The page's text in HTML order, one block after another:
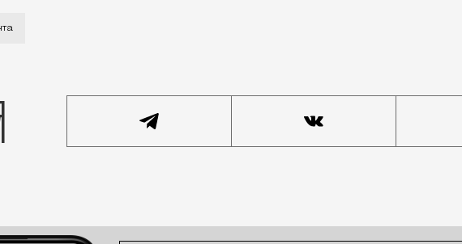
беспомощности, когда после завтрака или обеда в ресторане